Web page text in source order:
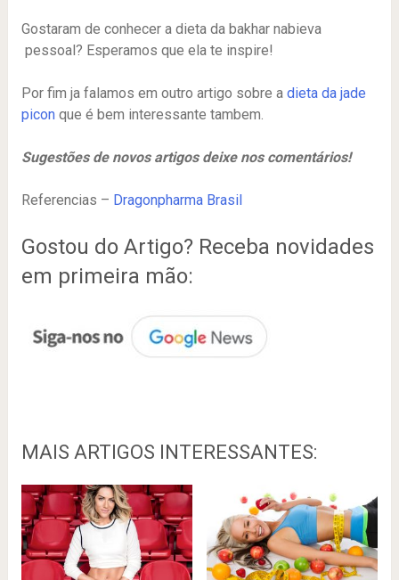
Gostaram de conhecer a dieta da bakhar nabieva
pessoal? Esperamos que ela te inspire!
Por fim ja falamos em outro artigo sobre a dieta da jade
piconque é bem interessante tambem.
Sugestões de novos artigos deixe nos comentários!
Referencias – Dragonpharma Brasil
Gostou do Artigo? Receba novidades
em primeira mão:
MAIS ARTIGOS INTERESSANTES: